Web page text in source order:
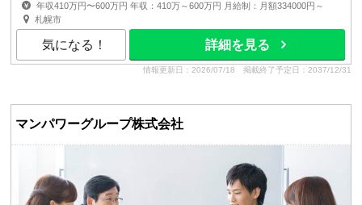
年収410万円〜600万円 年収：410万～600万円 月給制：月額334000円～
賞与：年1回（6月） 昇給：年2回（4月・10月） ■経験...
札幌市
気になる！ 詳細を見る
情報更新日：2026/07/18 掲載終了予定日：2037/12/31
マンパワーグループ株式会社